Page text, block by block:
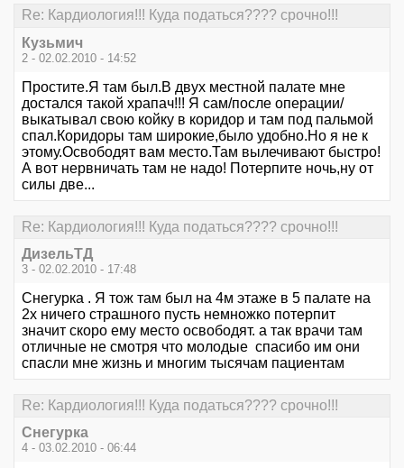
Re: Кардиология!!! Куда податься???? срочно!!!
Кузьмич
2 - 02.02.2010 - 14:52
Простите.Я там был.В двух местной палате мне
достался такой храпач!!! Я сам/после операции/
выкатывал свою койку в коридор и там под пальмой
спал.Коридоры там широкие,было удобно.Но я не к
этому.Освободят вам место.Там вылечивают быстро!
А вот нервничать там не надо! Потерпите ночь,ну от
силы две...
Re: Кардиология!!! Куда податься???? срочно!!!
ДизельТД
3 - 02.02.2010 - 17:48
Снегурка . Я тож там был на 4м этаже в 5 палате на
2х ничего страшного пусть немножко потерпит
значит скоро ему место освободят. а так врачи там
отличные не смотря что молодые спасибо им они
спасли мне жизнь и многим тысячам пациентам
Re: Кардиология!!! Куда податься???? срочно!!!
Снегурка
4 - 03.02.2010 - 06:44